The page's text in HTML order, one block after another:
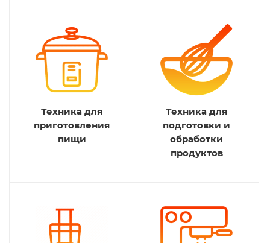
Техника для
приготовления
пищи
Техника для
подготовки и
обработки
продуктов